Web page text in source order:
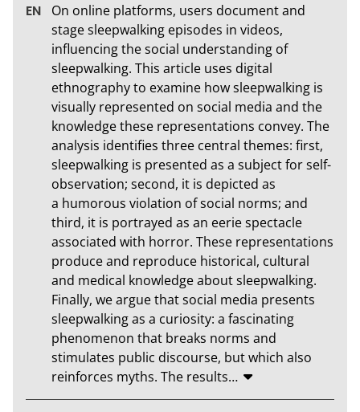
On online platforms, users document and
stage sleepwalking episodes in videos,
influencing the social understanding of
sleepwalking. This article uses digital
ethnography to examine how sleepwalking is
visually represented on social media and the
knowledge these representations convey. The
analysis identifies three central themes: first,
sleepwalking is presented as a subject for self-
observation; second, it is depicted as
a humorous violation of social norms; and
third, it is portrayed as an eerie spectacle
associated with horror. These representations
produce and reproduce historical, cultural
and medical knowledge about sleepwalking.
Finally, we argue that social media presents
sleepwalking as a curiosity: a fascinating
phenomenon that breaks norms and
stimulates public discourse, but which also
reinforces myths. The results…